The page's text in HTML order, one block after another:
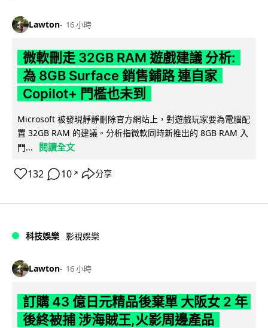
Lawton 16 小時
微軟刪走 32GB RAM 遊戲建議 分析:
為 8GB Surface 銷售鋪路 連自家
Copilot+ 門檻也未到
Microsoft 被發現靜靜刪除官方網站上，對遊戲玩家要為電腦配
置 32GB RAM 的建議。分析指微軟同時新推出的 8GB RAM 入
門...
閱讀全文
132 10 ↗ 分享
科技娛樂 影視娛樂
Lawton 16 小時
訂購 43 億日元精品後棄單 大阪女 2 年
後終被捕 涉海賊王,火影周邊產品